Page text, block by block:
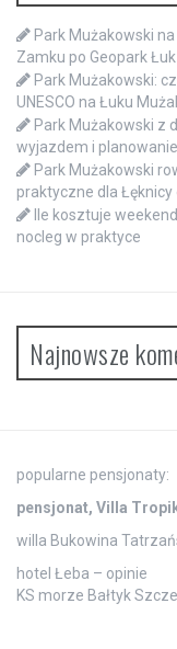
Park Mużakowski
Zamku po Geopark
Park Mużakowski:
UNESCO na Łuku
Park Mużakowski z
wyjazdem i
Park Mużakowski
praktyczne dla
Ile kosztuje
nocleg w praktyce
Najnowsze
popularne pensjonaty:
pensjonat, Villa
willa Bukowina
hotel Łeba – opinie
KS morze Bałtyk